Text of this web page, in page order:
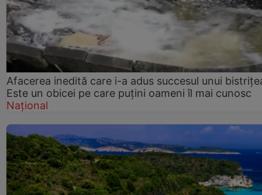
Afacerea inedită care i-a adus succesul unui
Este un obicei pe care puțini oameni îl mai cunosc
Național